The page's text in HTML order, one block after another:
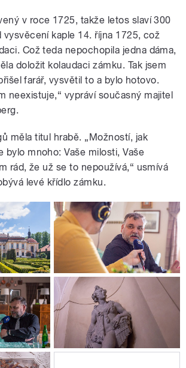
v roce 1725, takže letos slaví 300
vysvěcení kaple 14. října 1725, což
Což teda nepochopila jedna dáma,
doložit kolaudaci zámku. Tak jsem
farář, vysvětil to a bylo hotovo.
neexistuje,“ vypráví současný majitel
měla titul hrabě. „Možností, jak
bylo mnoho: Vaše milosti, Vaše
rád, že už se to nepoužívá,“ usmívá
levé křídlo zámku.